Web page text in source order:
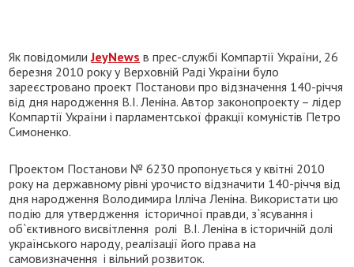
Як повідомилиJeyNews в прес-службі Компартії України, 26
березня 2010 року у Верховній Раді України було
зареєстровано проект Постанови про відзначення 140-річчя
від дня народження В.І. Леніна. Автор законопроекту – лідер
Компартії України і парламентської фракції комуністів Петро
Симоненко.
Проектом Постанови № 6230 пропонується у квітні 2010
року на державному рівні урочисто відзначити 140-річчя від
дня народження Володимира Ілліча Леніна. Використати цю
подію для утвердження історичної правди, з`ясування і
об`єктивного висвітлення ролі В.І. Леніна в історичній долі
українського народу, реалізації його права на
самовизначення і вільний розвиток.